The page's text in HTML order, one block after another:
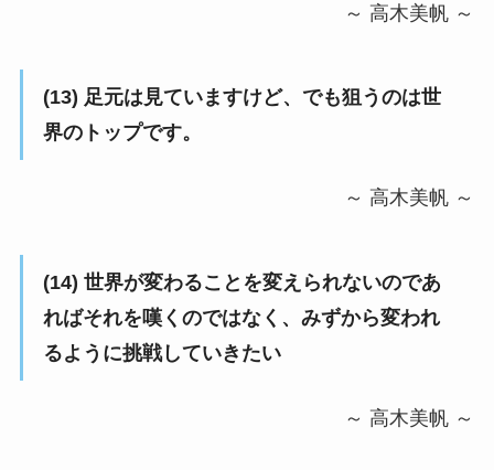
～ 高木美帆 ～
(13) 足元は見ていますけど、でも狙うのは世
界のトップです。
～ 高木美帆 ～
(14) 世界が変わることを変えられないのであ
ればそれを嘆くのではなく、みずから変われ
るように挑戦していきたい
～ 高木美帆 ～